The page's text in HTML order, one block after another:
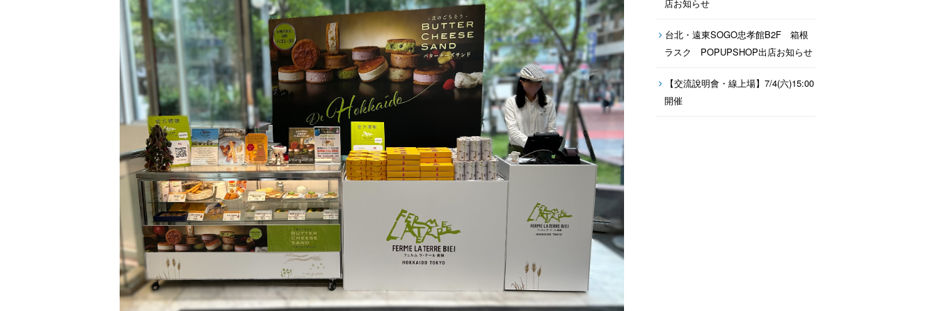
店お知らせ
台北・遠東SOGO忠孝館B2F 箱根
ラスク POPUPSHOP出店お知らせ
【交流說明會・線上場】7/4(六)15:00
開催